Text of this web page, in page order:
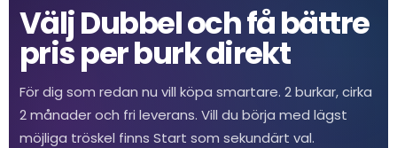
Välj Dubbel och få bättre
pris per burk direkt
För dig som redan nu vill köpa smartare. 2 burkar, cirka
2 månader och fri leverans. Vill du börja med lägst
möjliga tröskel finns Start som sekundärt val.